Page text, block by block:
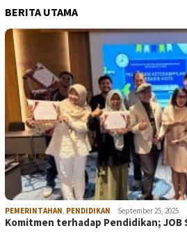
BERITA UTAMA
PEMERINTAHAN, PENDIDIKAN September 25, 2025
Komitmen terhadap Pendidikan;